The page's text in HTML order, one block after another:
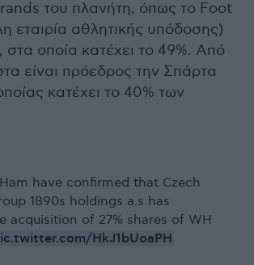
του πλανήτη, όπως το Foot
εταιρία αθλητικής υπόδοσης)
στα οποία κατέχει το 49%. Από
είναι πρόεδρος την Σπάρτα
κατέχει το 40% των
have confirmed that Czech
1890s holdings a.s has
acquisition of 27% shares of WH
HkJ1bUoaPH